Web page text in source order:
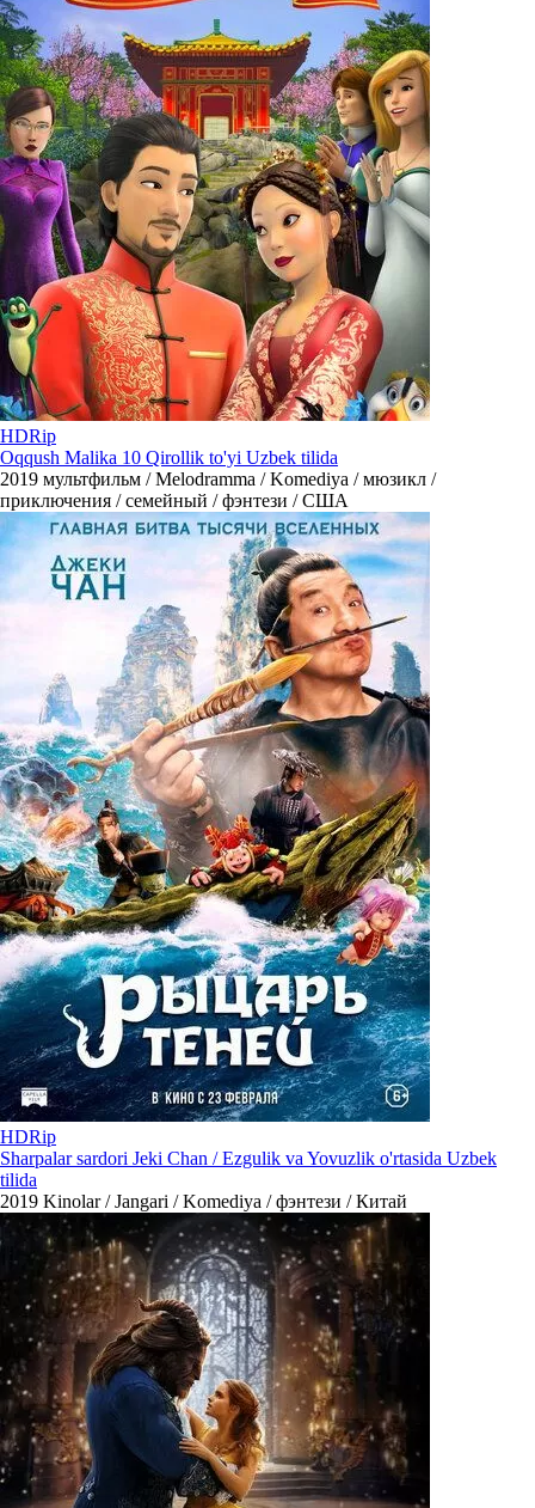
HDRip
Oqqush Malika 10 Qirollik to'yi Uzbek tilida
2019 мультфильм / Melodramma / Komediya / мюзикл /
приключения / семейный / фэнтези / США
HDRip
Sharpalar sardori Jeki Chan / Ezgulik va Yovuzlik o'rtasida Uzbek
tilida
2019 Kinolar / Jangari / Komediya / фэнтези / Китай